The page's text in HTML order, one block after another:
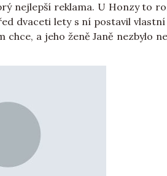
nejlepší reklama. U Honzy to
dvaceti lety s ní postavil
chce, a jeho ženě Janě nezbylo